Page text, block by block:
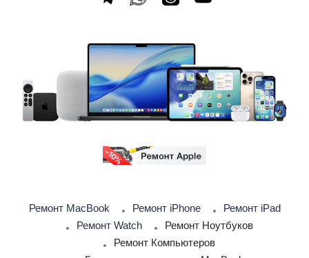
Ремонт MacBook Ремонт iPhone
Ремонт iPad
Ремонт Watch
Ремонт Ноутбуков
Ремонт Компьютеров